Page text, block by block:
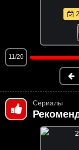
12/20
Сериалы